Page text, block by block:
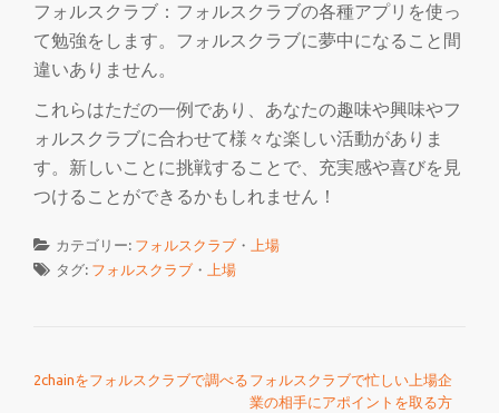
フォルスクラブ：フォルスクラブの各種アプリを使っ
て勉強をします。フォルスクラブに夢中になること間
違いありません。
これらはただの一例であり、あなたの趣味や興味やフ
ォルスクラブに合わせて様々な楽しい活動がありま
す。新しいことに挑戦することで、充実感や喜びを見
つけることができるかもしれません！
カテゴリー: フォルスクラブ ・
上場
タグ: フォルスクラブ ・ 上場
2chainをフォルスクラブで調べる フォルスクラブで忙しい上場企
業の相手にアポイントを取る方